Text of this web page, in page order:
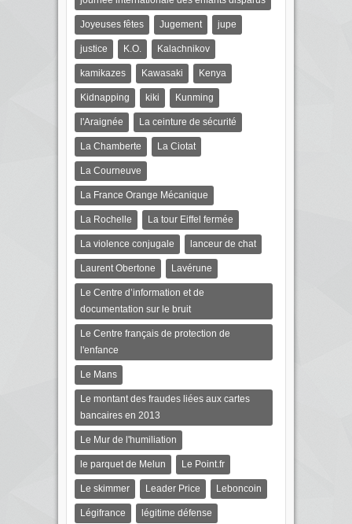
Joyeuses fêtes Jugement jupe
justice K.O. Kalachnikov
kamikazes Kawasaki Kenya
Kidnapping kiki Kunming
l'Araignée La ceinture de sécurité
La Chamberte La Ciotat
La Courneuve
La France Orange Mécanique
La Rochelle La tour Eiffel fermée
La violence conjugale lanceur de chat
Laurent Obertone Lavérune
Le Centre d’information et de
documentation sur le bruit
Le Centre français de protection de
l'enfance
Le Mans
Le montant des fraudes liées aux cartes
bancaires en 2013
Le Mur de l'humiliation
le parquet de Melun Le Point.fr
Le skimmer Leader Price Leboncoin
Légifrance légitime défense